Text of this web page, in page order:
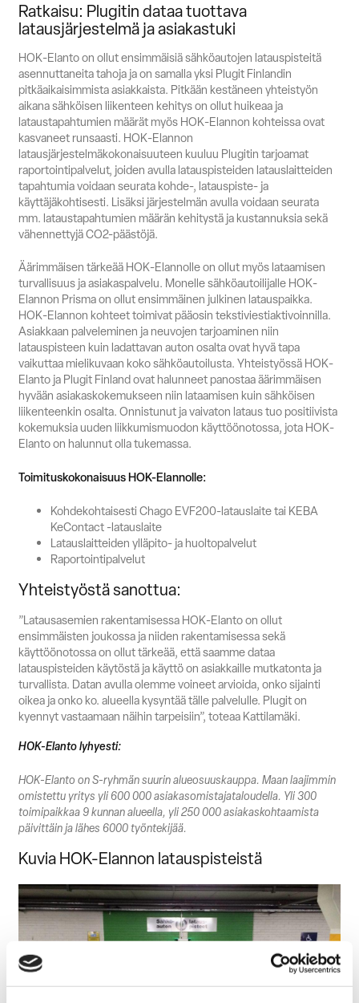
Ratkaisu: Plugitin dataa tuottava
latausjärjestelmä ja asiakastuki
HOK-Elanto on ollut ensimmäisiä sähköautojen latauspisteitä
asennuttaneita tahoja ja on samalla yksi Plugit Finlandin
pitkäaikaisimmista asiakkaista. Pitkään kestäneen yhteistyön
aikana sähköisen liikenteen kehitys on ollut huikeaa ja
lataustapahtumien määrät myös HOK-Elannon kohteissa ovat
kasvaneet runsaasti. HOK-Elannon
latausjärjestelmäkokonaisuuteen kuuluu Plugitin tarjoamat
raportointipalvelut, joiden avulla latauspisteiden latauslaitteiden
tapahtumia voidaan seurata kohde-, latauspiste- ja
käyttäjäkohtisesti. Lisäksi järjestelmän avulla voidaan seurata
mm. lataustapahtumien määrän kehitystä ja kustannuksia sekä
vähennettyjä CO2-päästöjä.
Äärimmäisen tärkeää HOK-Elannolle on ollut myös lataamisen
turvallisuus ja asiakaspalvelu. Monelle sähköautoilijalle HOK-
Elannon Prisma on ollut ensimmäinen julkinen latauspaikka.
HOK-Elannon kohteet toimivat pääosin tekstiviestiaktivoinnilla.
Asiakkaan palveleminen ja neuvojen tarjoaminen niin
latauspisteen kuin ladattavan auton osalta ovat hyvä tapa
vaikuttaa mielikuvaan koko sähköautoilusta. Yhteistyössä HOK-
Elanto ja Plugit Finland ovat halunneet panostaa äärimmäisen
hyvään asiakaskokemukseen niin lataamisen kuin sähköisen
liikenteenkin osalta. Onnistunut ja vaivaton lataus tuo positiivista
kokemuksia uuden liikkumismuodon käyttöönotossa, jota HOK-
Elanto on halunnut olla tukemassa.
Toimituskokonaisuus HOK-Elannolle:
Kohdekohtaisesti Chago EVF200-latauslaite tai KEBA
KeContact -latauslaite
Latauslaitteiden ylläpito- ja huoltopalvelut
Raportointipalvelut
Yhteistyöstä sanottua:
”Latausasemien rakentamisessa HOK-Elanto on ollut
ensimmäisten joukossa ja niiden rakentamisessa sekä
käyttöönotossa on ollut tärkeää, että saamme dataa
latauspisteiden käytöstä ja käyttö on asiakkaille mutkatonta ja
turvallista. Datan avulla olemme voineet arvioida, onko sijainti
oikea ja onko ko. alueella kysyntää tälle palvelulle. Plugit on
kyennyt vastaamaan näihin tarpeisiin”, toteaa Kattilamäki.
HOK-Elanto lyhyesti:
HOK-Elanto on S-ryhmän suurin alueosuuskauppa. Maan laajimmin
omistettu yritys yli 600 000 asiakasomistajataloudella. Yli 300
toimipaikkaa 9 kunnan alueella, yli 250 000 asiakaskohtaamista
päivittäin ja lähes 6000 työntekijää.
Kuvia HOK-Elannon latauspisteistä